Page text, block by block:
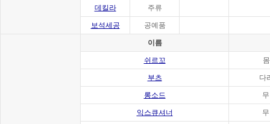
데킬라 주류
보석세공 공예품
이름
쉬르꼬
부츠 다
롱소드
익스큐셔너